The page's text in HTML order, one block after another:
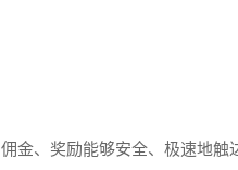
金、奖励能够安全、极速地触